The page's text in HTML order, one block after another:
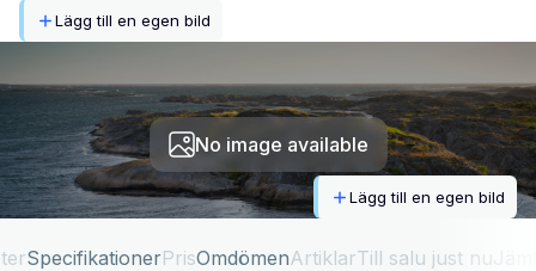
Lägg till en egen bild
No image available
Lägg till en egen bild
SpecifikationerPrisOmdömenArtiklarTill salu just nu